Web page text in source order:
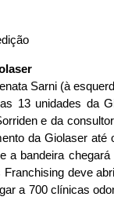
Sarni (à
13 unidades da
e da
da Giolaser
a bandeira
deve
a 700 clínicas